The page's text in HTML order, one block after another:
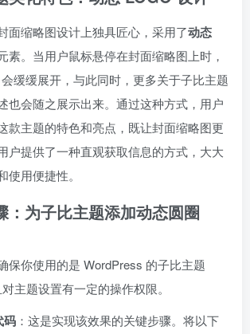
面缩略图设计上独具匠心，采用了动态
素。当用户鼠标悬停在封面缩略图上时，
缓缓展开，与此同时，更多关于子比主题
也会随之展示出来。通过这种方式，用户
款主题的特色和亮点，既让封面缩略图更
户提供了一种直观获取信息的方式，大大
用便捷性。
：为子比主题添加动态圆圈
保你使用的是 WordPress 的子比主题
对主题设置有一定的操作权限。
码 ：这是实现该效果的关键步骤。将以下